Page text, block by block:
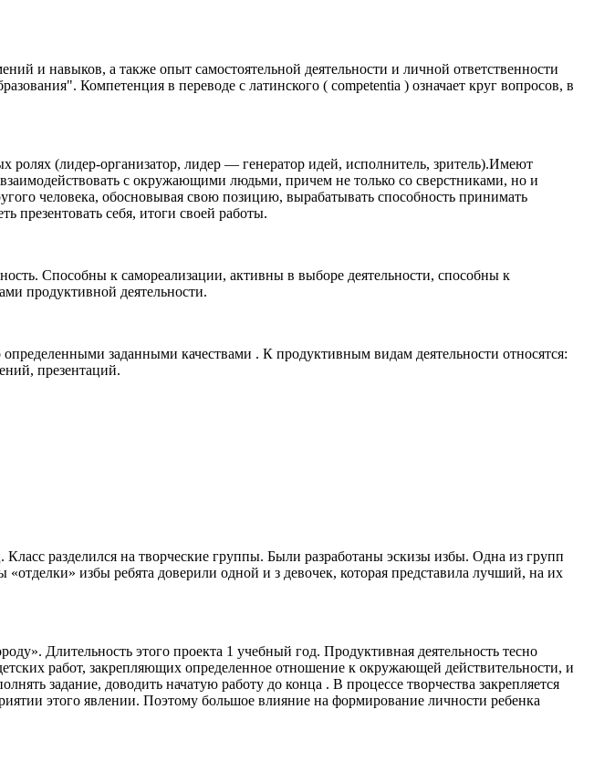
и навыков, а также опыт самостоятельной деятельности и личной ответственности
Компетенция в переводе с латинского ( competentia ) означает круг вопросов, в
(лидер-организатор, лидер — генератор идей, исполнитель, зритель).Имеют
с окружающими людьми, причем не только со сверстниками, но и
человека, обосновывая свою позицию, вырабатывать способность принимать
презентовать себя, итоги своей работы.
Способны к самореализации, активны в выборе деятельности, способны к
продуктивной деятельности.
заданными качествами . К продуктивным видам деятельности относятся:
презентаций.
разделился на творческие группы. Были разработаны эскизы избы. Одна из групп
избы ребята доверили одной и з девочек, которая представила лучший, на их
Длительность этого проекта 1 учебный год. Продуктивная деятельность тесно
работ, закрепляющих определенное отношение к окружающей действительности, и
задание, доводить начатую работу до конца . В процессе творчества закрепляется
этого явлении. Поэтому большое влияние на формирование личности ребенка